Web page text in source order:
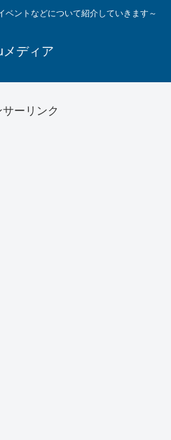
ベントなどについて紹介していきます～
メディア
ーリンク